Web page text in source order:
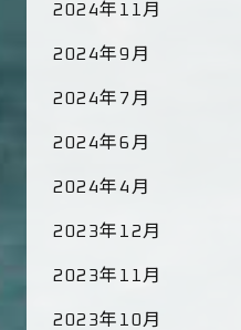
2024年11月
2024年9月
2024年7月
2024年6月
2024年4月
2023年12月
2023年11月
2023年10月